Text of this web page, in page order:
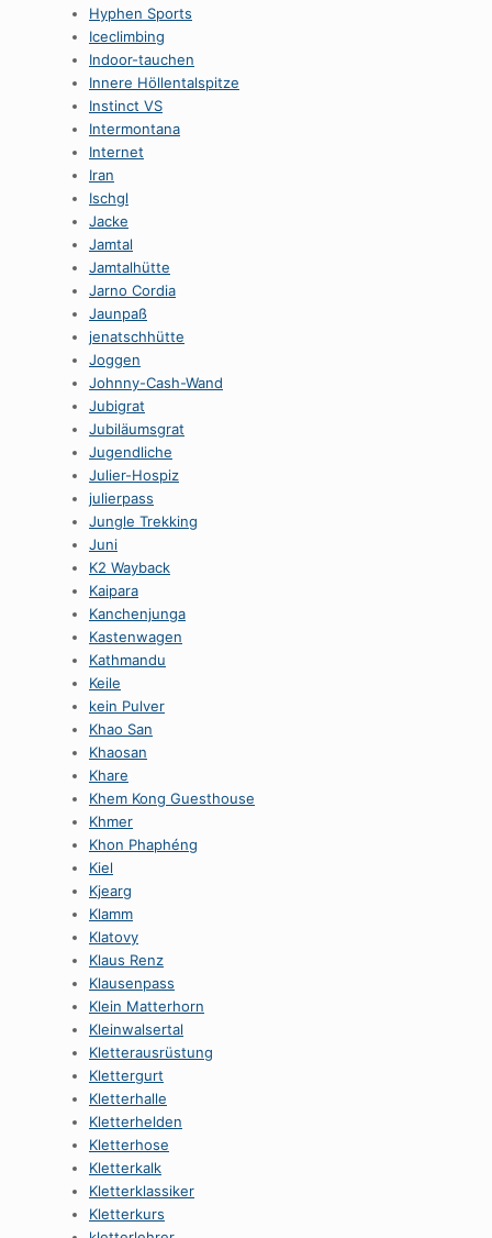
Hyphen Sports
Iceclimbing
Indoor-tauchen
Innere Höllentalspitze
Instinct VS
Intermontana
Internet
Iran
Ischgl
Jacke
Jamtal
Jamtalhütte
Jarno Cordia
Jaunpaß
jenatschhütte
Joggen
Johnny-Cash-Wand
Jubigrat
Jubiläumsgrat
Jugendliche
Julier-Hospiz
julierpass
Jungle Trekking
Juni
K2 Wayback
Kaipara
Kanchenjunga
Kastenwagen
Kathmandu
Keile
kein Pulver
Khao San
Khaosan
Khare
Khem Kong Guesthouse
Khmer
Khon Phaphéng
Kiel
Kjearg
Klamm
Klatovy
Klaus Renz
Klausenpass
Klein Matterhorn
Kleinwalsertal
Kletterausrüstung
Klettergurt
Kletterhalle
Kletterhelden
Kletterhose
Kletterkalk
Kletterklassiker
Kletterkurs